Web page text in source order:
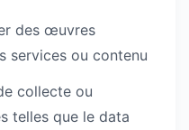
des œuvres
services ou contenu
collecte ou
telles que le data